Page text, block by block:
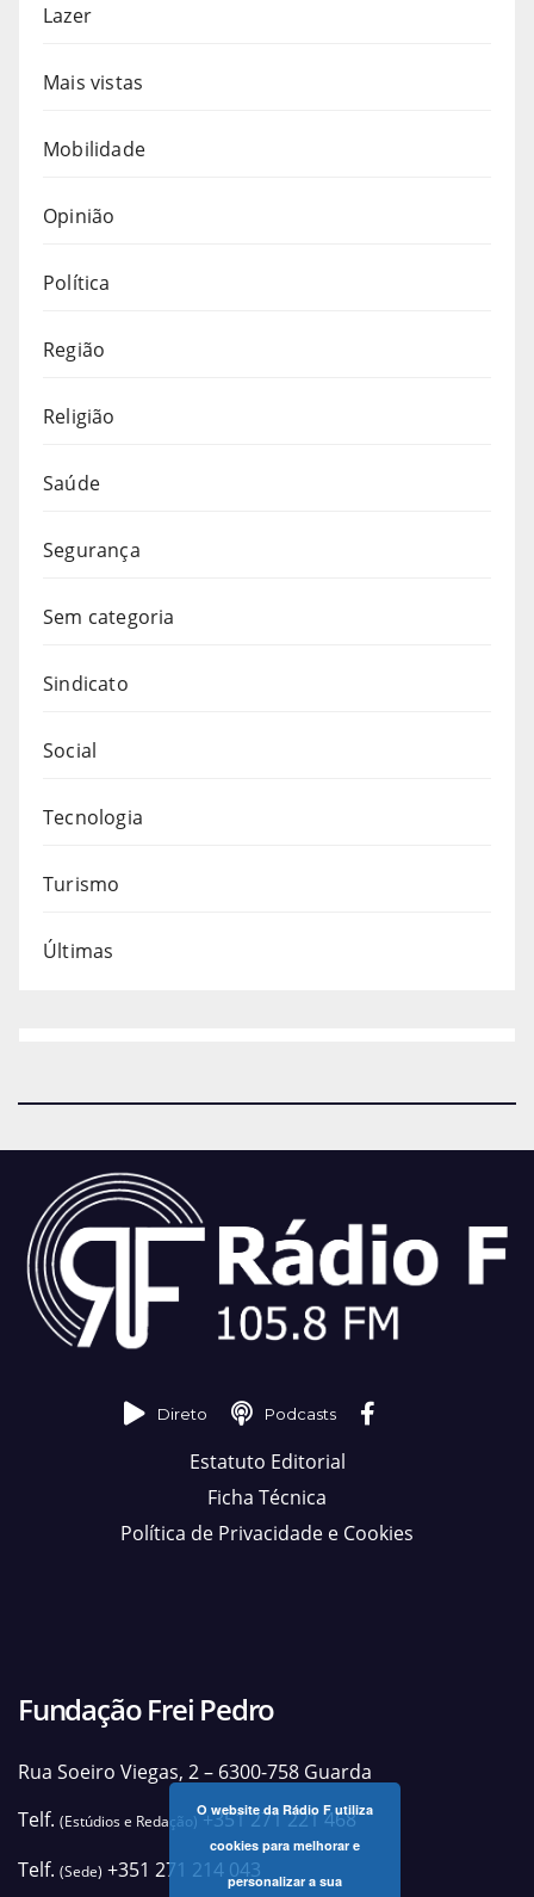
Lazer
Mais vistas
Mobilidade
Opinião
Política
Região
Religião
Saúde
Segurança
Sem categoria
Sindicato
Social
Tecnologia
Turismo
Últimas
Direto Podcasts
Estatuto Editorial
Ficha Técnica
Política de Privacidade e Cookies
Fundação Frei Pedro
Rua Soeiro Viegas, 2 – 6300-758 Guarda
Telf. (Estúdios e Redação)+351 271 221 468
Telf. (Sede) +351 271 214 043
O website da Rádio F utiliza
cookies para melhorar e
personalizar a sua